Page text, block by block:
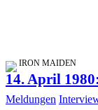
IRON MAIDEN
14. April
Meldungen